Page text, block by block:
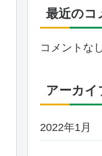
最近のコ
コメントなし
アーカイ
2022年1月